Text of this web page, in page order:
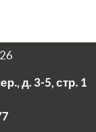
д. 3-5, стр. 1